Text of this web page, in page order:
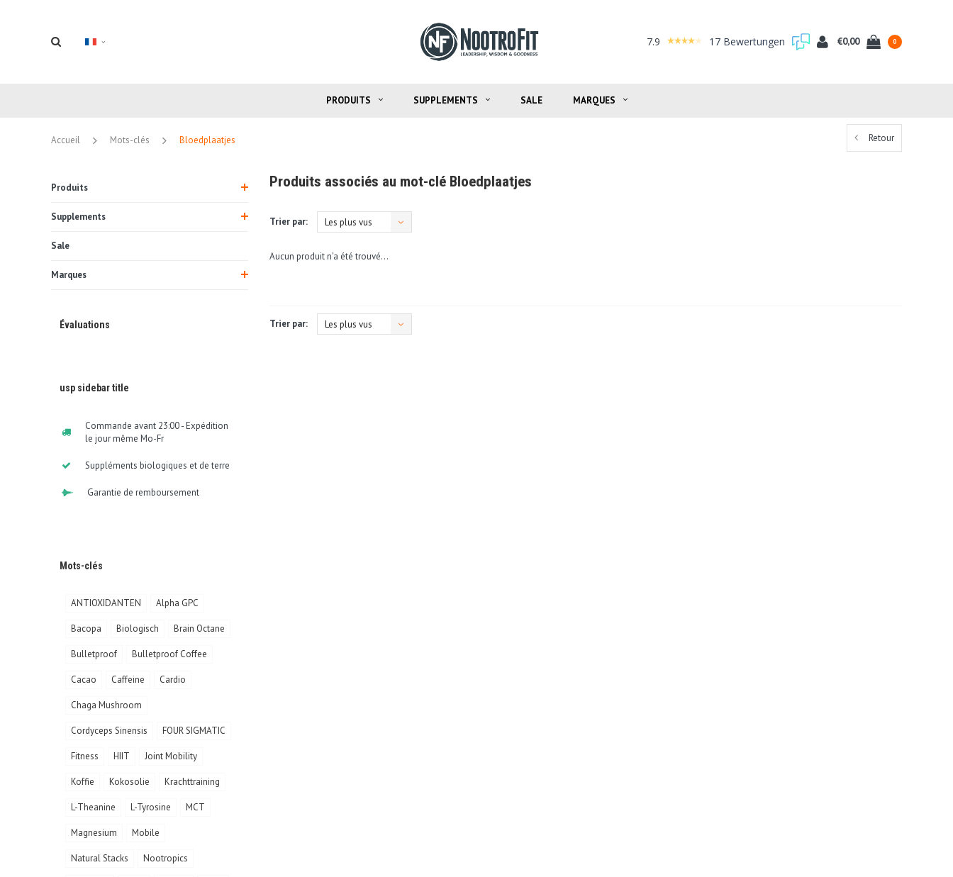
7.9 17 Bewertungen €0,00 0
PRODUITS SUPPLEMENTS SALE MARQUES
Accueil Mots-clés Bloedplaatjes Retour
Produits
Supplements
Sale
Marques
Évaluations
usp sidebar title
Commande avant 23:00 - Expédition
le jour même Mo-Fr
Suppléments biologiques et de terre
Garantie de remboursement
Mots-clés
ANTIOXIDANTEN Alpha GPC
Bacopa Biologisch Brain Octane
Bulletproof Bulletproof Coffee
Cacao Caffeine Cardio
Chaga Mushroom
Cordyceps Sinensis FOUR SIGMATIC
Fitness HIIT Joint Mobility
Koffie Kokosolie Krachttraining
L-Theanine L-Tyrosine MCT
Magnesium Mobile
Natural Stacks Nootropics
Produits associés au mot-clé Bloedplaatjes
Trier par: Les plus vus
Aucun produit n'a été trouvé...
Trier par: Les plus vus